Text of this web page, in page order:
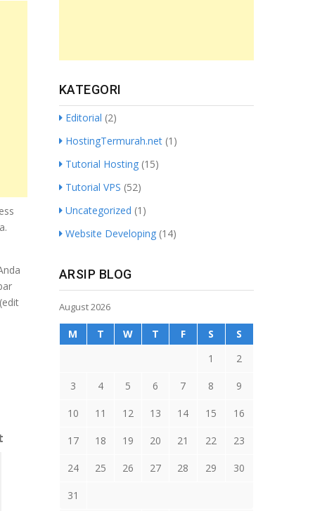
KATEGORI
Editorial (2)
HostingTermurah.net(1)
Tutorial Hosting(15)
Tutorial VPS (52)
Uncategorized (1)
Website Developing(14)
ARSIP BLOG
August 2026
M T W T F S S
1 2
3 4 5 6 7 8 9
10 11 12 13 14 15 16
17 18 19 20 21 22 23
24 25 26 27 28 29 30
31